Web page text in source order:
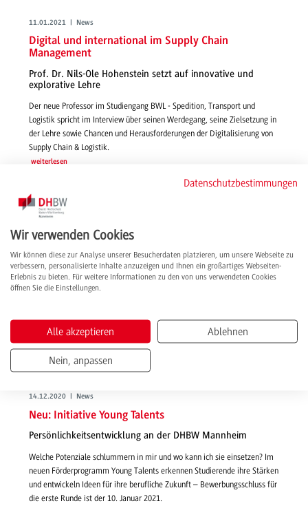
11.01.2021 | News
Digital und international im Supply Chain
Management
Prof. Dr. Nils-Ole Hohenstein setzt auf innovative und
explorative Lehre
Der neue Professor im Studiengang BWL - Spedition, Transport und
Logistik spricht im Interview über seinen Werdegang, seine Zielsetzung in
der Lehre sowie Chancen und Herausforderungen der Digitalisierung von
Supply Chain & Logistik.
weiterlesen
14.12.2020 | News
Neu: Initiative Young Talents
Persönlichkeitsentwicklung an der DHBW Mannheim
Welche Potenziale schlummern in mir und wo kann ich sie einsetzen? Im
neuen Förderprogramm Young Talents erkennen Studierende ihre Stärken
und entwickeln Ideen für ihre berufliche Zukunft – Bewerbungsschluss für
die erste Runde ist der 10. Januar 2021.
Datenschutzbestimmungen
Wir verwenden Cookies
Wir können diese zur Analyse unserer Besucherdaten platzieren, um unsere Webseite zu
verbessern, personalisierte Inhalte anzuzeigen und Ihnen ein großartiges Webseiten-
Erlebnis zu bieten. Für weitere Informationen zu den von uns verwendeten Cookies
öffnen Sie die Einstellungen.
Alle akzeptieren Ablehnen
Nein, anpassen